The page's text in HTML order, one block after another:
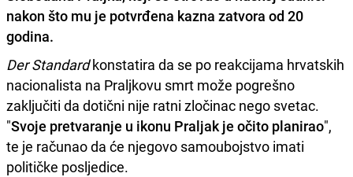
nakon što mu je potvrđena kazna zatvora od 20
godina.
Der Standardkonstatira da se po reakcijama hrvatskih
nacionalista na Praljkovu smrt može pogrešno
zaključiti da dotični nije ratni zločinac nego svetac.
"Svoje pretvaranje u ikonu Praljak je očito planirao",
te je računao da će njegovo samoubojstvo imati
političke posljedice.